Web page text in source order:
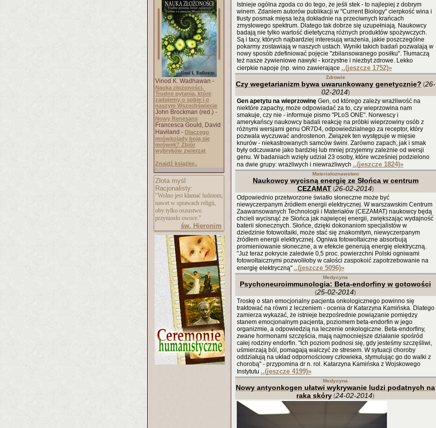
Vinod K. Wadhawan -
Nauka złożoności.
Trudne pytania, które
zadajemy o sobie i o
naszym Wszechświecie
John Brockman (red.) -
Nowy Renesans
Francesca Gould, David
Haviland - Dlaczego
mrówkojady boją się
mrówek? Zbiór
wybryków zwierząt
Znajdź książkę..
Złota myśl
Racjonalisty:
"Wolno jest kłamać ludziom,
nawet w sprawach religii,
oby tylko oszustwo
przyniosło owoce."
św. Hieronim
Istnieje ogólna zgoda co do tego, że jeśli stek - to najlepiej z dobrym
winem. Zdaniem autorów publikacji w "Current Biology" cierpkość wina i
tłusty posmak mięsa leżą dokładnie na przeciwnych krańcach
zmysłowego spektrum. Dlatego tak dobrze się uzupełniają. Naukowcy
badają nie tylko wartość dietetyczną różnych produktów spożywczych.
Są i tacy, których najbardziej interesują wrażenia, jakie poszczególne
pokarmy zostawiają w naszych ustach. Wyniki takich badań pozwalają w
nowy sposób zdefiniować pojęcie "zbilansowanego posiłku". Tłumaczą
też nasze żywieniowe nawyki - korzystne i niezbyt zdrowe. Lekko
cierpkie napoje (np. wino zawierające ..(jeszcze 1752)»
Zdrowie
Czy wegetarianizm bywa uwarunkowany genetycznie? (26-
02-2014)
Gen apetytu na wieprzowinęGen, od którego zależy wrażliwość na
niektóre zapachy, może odpowiadać za to, czy wieprzowina nam
smakuje, czy nie - informuje pismo "PLoS ONE". Norwescy i
amerykańscy naukowcy badali reakcję na próbki wieprzowiny osób z
różnymi wersjami genu OR7D4, odpowiedzialnego za receptor, który
pozwala wyczuwać androstenon. Związek ten występuje w mięsie
knurów - niekastrowanych samców świni. Zarówno zapach, jak i smak
były odczuwane jako bardziej lub mniej przyjemny zależnie od wersji
genu. W badaniach wzięły udział 23 osoby, które wcześniej podzielono
na dwie grupy: wrażliwych i niewrażliwych ..(jeszcze 1824)»
Materiałoznawstwo
Naukowcy wycisną energię ze Słońca w centrum
CEZAMAT(26-02-2014)
Odpowiednio przetworzone światło słoneczne może być
niewyczerpanym źródłem energii elektrycznej. W warszawskim Centrum
Zaawansowanych Technologii i Materiałów (CEZAMAT) naukowcy będą
chcieli wycisnąć ze Słońca jak najwięcej energii, zwiększając wydajność
baterii słonecznych. Słońce, dzięki dokonaniom specjalistów w
dziedzinie fotowoltaiki, może stać się znakomitym, niewyczerpanym
źródłem energii elektrycznej. Ogniwa fotowoltaiczne absorbują
promieniowanie słoneczne, a w efekcie generują energię elektryczną.
"Już teraz pokrycie zaledwie 0,5 proc. powierzchni Polski ogniwami
fotowoltaicznymi pozwoliłoby w całości zaspokoić zapotrzebowanie na
energię elektryczną" ..(jeszcze 5096)»
Medycyna
Psychoneuroimmunologia: Beta-endorfiny w gotowości
(25-02-2014)
Troskę o stan emocjonalny pacjenta onkologicznego powinno się
traktować na równi z leczeniem - ocenia dr Katarzyna Kamińska. Dlatego
zamierza wykazać, że istnieje bezpośrednie powiązanie pomiędzy
stanem emocjonalnym pacjenta, poziomem beta-endorfin w jego
organizmie, a odpowiedzią na leczenie onkologiczne. Beta-endorfiny,
zwane hormonami szczęścia, mają najmocniejsze działanie spośród
całej rodziny endorfin. "Ich poziom podnosi się, gdy jesteśmy szczęśliwi,
uśmierzają ból, pomagają walczyć ze stresem. W sytuacji choroby
oddziałują na układ odpornościowy człowieka, stymulując go do walki z
chorobą" - przypomina dr n. rol. Katarzyna Kamińska z Wojskowego
Instytutu ..(jeszcze 4199)»
Medycyna
Nowy antyonkogen ułatwi wykrywanie ludzi podatnych na
raka skóry (24-02-2014)